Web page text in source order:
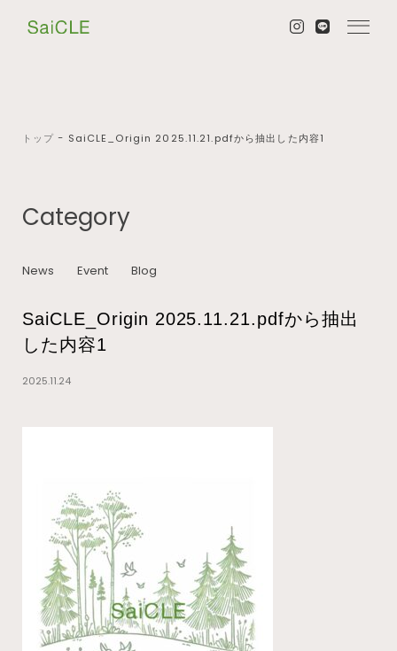
トップ − SaiCLE_Origin 2025.11.21.pdfから抽出した内容1
Category
News Event Blog
SaiCLE_Origin 2025.11.21.pdfから抽出
した内容1
2025.11.24